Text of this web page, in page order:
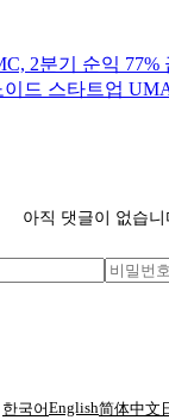
2분기 순익
드 스타트업
아직 댓글이 없습니
한국어English简体中文